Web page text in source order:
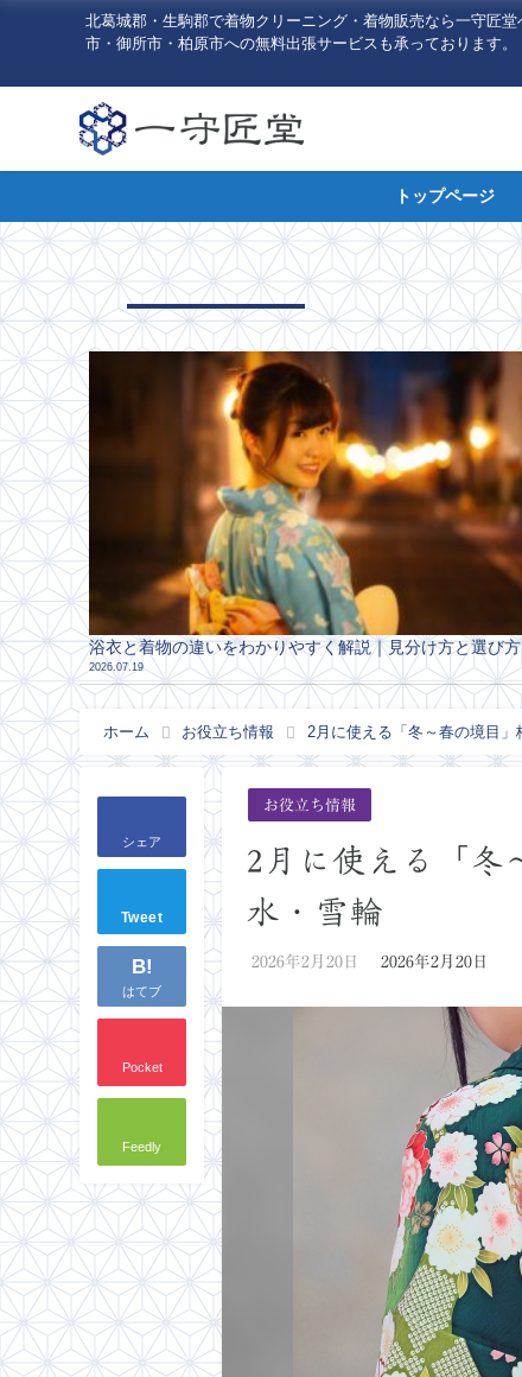
北葛城郡・生駒郡で着物クリーニング・着物販売なら一守匠
市・御所市・柏原市への無料出張サービスも承っております。
トップページ
浴衣と着物の違いをわかりやすく解説｜見分け方と選び方
2026.07.19
ホーム お役立ち情報 2月に使える「冬～春の境目
シェア
Tweet
B!
はてブ
Pocket
Feedly
お役立ち情報
2月に使える「冬
水・雪輪
2026年2月20日 2026年2月20日